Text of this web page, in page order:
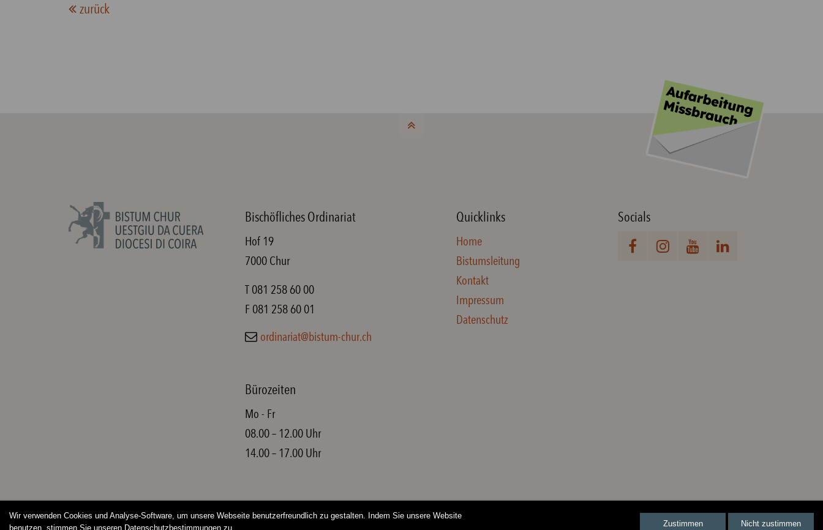
zurück
Bischöfliches Ordinariat
Hof 19
7000 Chur
T 081 258 60 00
F 081 258 60 01
ordinariat@bistum-chur.ch
Bürozeiten
Mo - Fr
08.00 – 12.00 Uhr
14.00 – 17.00 Uhr
Quicklinks
Home
Bistumsleitung
Kontakt
Impressum
Datenschutz
Socials
Wir verwenden Cookies und Analyse-Software, um unsere Webseite benutzerfreundlich zu gestalten. Indem Sie unsere Website
benutzen, stimmen Sie unseren Datenschutzbestimmungen zu.
Zustimmen Nicht zustimmen